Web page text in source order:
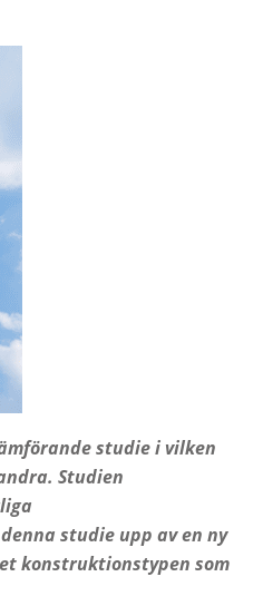
studie i vilken
Studien
studie upp av en ny
konstruktionstypen som